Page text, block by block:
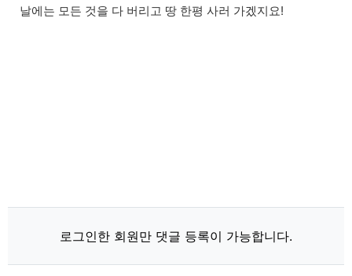
날에는 모든 것을 다 버리고 땅 한평 사러 가겠지요!
로그인한 회원만 댓글 등록이 가능합니다.